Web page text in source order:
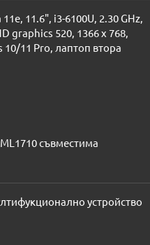
11.6", i3-6100U, 2.30 GHz,
graphics 520, 1366 x 768,
11 Pro, лаптоп втора
съвместима
устройство